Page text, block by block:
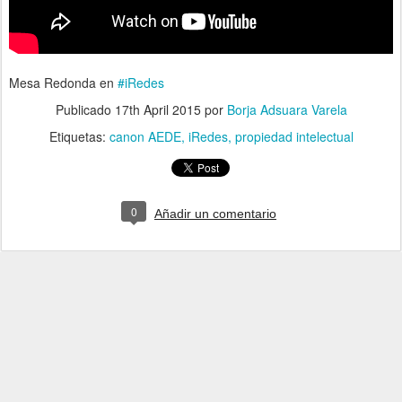
Mesa Redonda en #iRedes
Publicado 17th April 2015por Borja Adsuara Varela
Etiquetas: canon AEDE iRedes propiedad intelectual
0 Añadir un comentario